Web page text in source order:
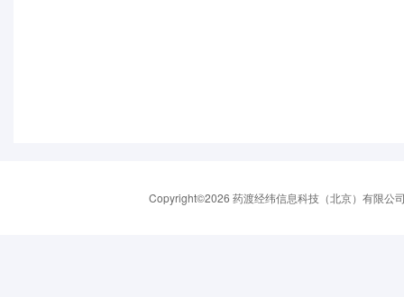
Copyright©2026 药渡经纬信息科技（北京）有限公